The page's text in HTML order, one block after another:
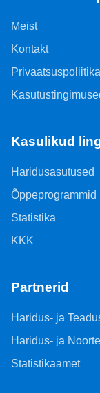
Meist
Kontakt
Privaatsuspoliitika
Kasulikud
Haridusasutused
Õppeprogrammid
Statistika
KKK
Partnerid
Haridus- ja
Haridus- ja
Statistikaamet